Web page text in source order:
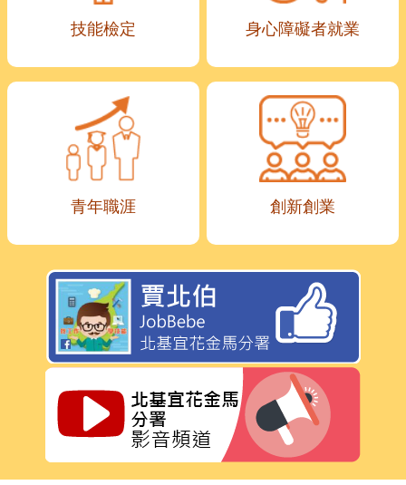
技能檢定 身心障礙者就業
青年職涯 創新創業